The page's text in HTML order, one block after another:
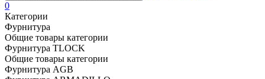
0
Категории
Фурнитура
Общие товары категории
Фурнитура TLOCK
Общие товары категории
Фурнитура AGB